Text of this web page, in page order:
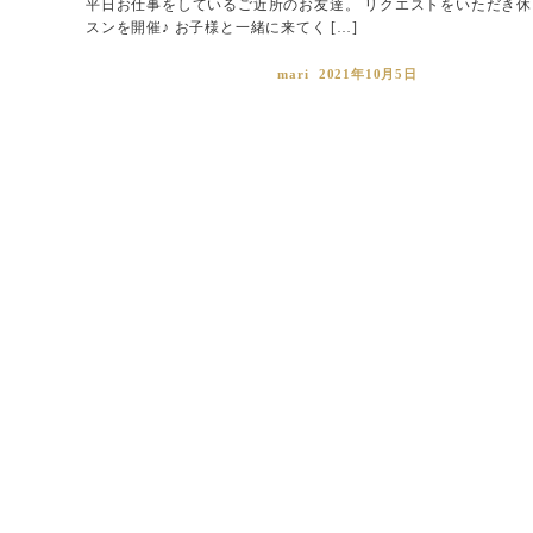
平日お仕事をしているご近所のお友達。 リクエストをいただき
スンを開催♪ お子様と一緒に来てく […]
mari 2021年10月5日